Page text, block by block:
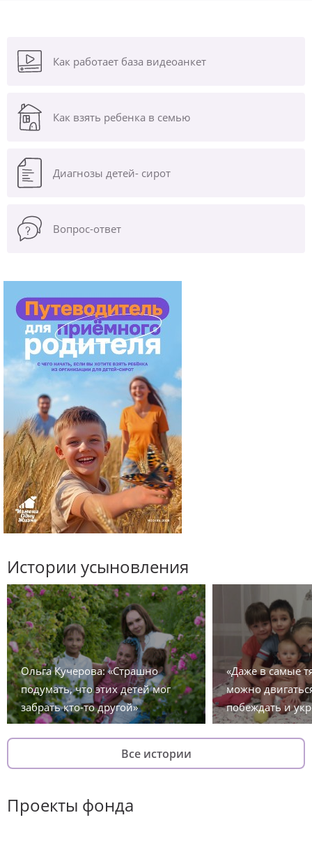
Как работает база видеоанкет
Как взять ребенка в семью
Диагнозы детей- сирот
Вопрос-ответ
Истории усыновления
Ольга Кучерова: «Страшно
подумать, что этих детей мог
забрать кто-то другой»
«Даже в самые
можно
побеждать и
Все истории
Проекты фонда